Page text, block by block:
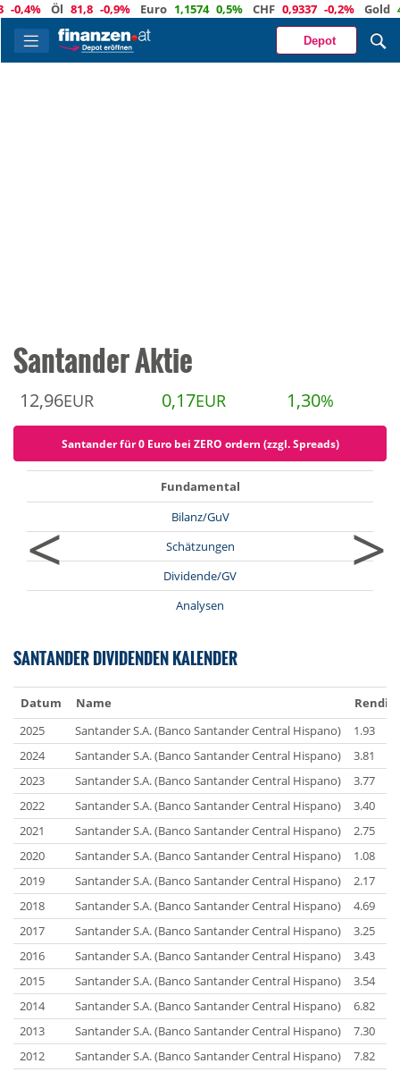
Öl 81,8 -0,9% Euro 1,1574 0,5% CHF 0,9337 -0,2% Gold 4
Depot
Santander Aktie
12,96EUR 0,17EUR 1,30%
Santander für 0 Euro bei ZERO ordern (zzgl. Spreads)
<
Fundamental
Bilanz/GuV
Schätzungen
Dividende/GV
Analysen
>
SANTANDER DIVIDENDEN KALENDER
Datum Name
2025
Santander S.A. (Banco Santander Central Hispano)
1.93
2024
Santander S.A. (Banco Santander Central Hispano)
3.81
2023
Santander S.A. (Banco Santander Central Hispano)
3.77
2022
Santander S.A. (Banco Santander Central Hispano)
3.40
2021
Santander S.A. (Banco Santander Central Hispano)
2.75
2020
Santander S.A. (Banco Santander Central Hispano)
1.08
2019
Santander S.A. (Banco Santander Central Hispano)
2.17
2018
Santander S.A. (Banco Santander Central Hispano)
4.69
2017
Santander S.A. (Banco Santander Central Hispano)
3.25
2016
Santander S.A. (Banco Santander Central Hispano)
3.43
2015
Santander S.A. (Banco Santander Central Hispano)
3.54
2014
Santander S.A. (Banco Santander Central Hispano)
6.82
2013
Santander S.A. (Banco Santander Central Hispano)
7.30
2012
Santander S.A. (Banco Santander Central Hispano)
7.82